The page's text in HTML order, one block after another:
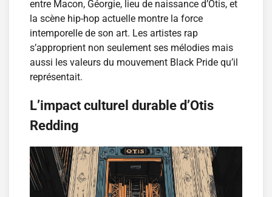
entre Macon, Géorgie, lieu de naissance d’Otis, et
la scène hip-hop actuelle montre la force
intemporelle de son art. Les artistes rap
s’approprient non seulement ses mélodies mais
aussi les valeurs du mouvement Black Pride qu’il
représentait.
L’impact culturel durable d’Otis
Redding